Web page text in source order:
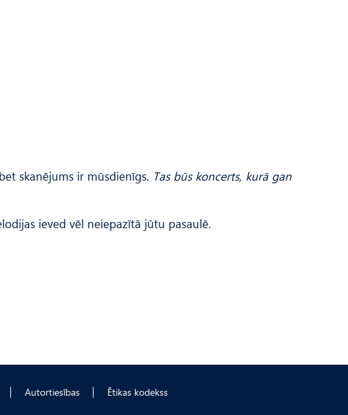
skanējums ir mūsdienīgs. Tas būs koncerts, kurā gan
ieved vēl neiepazītā jūtu pasaulē.
Autortiesības Ētikas kodekss